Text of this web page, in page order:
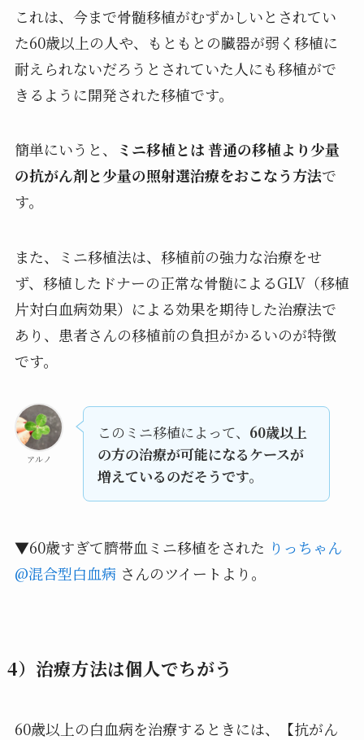
これは、今まで骨髄移植がむずかしいとされてい
た60歳以上の人や、もともとの臓器が弱く移植に
耐えられないだろうとされていた人にも移植がで
きるように開発された移植です。
簡単にいうと、
ミニ移植とは 普通の移植より少量
の抗がん剤と少量の照射選治療をおこなう方法で
す。
また、ミニ移植法は、移植前の強力な治療をせ
ず、移植したドナーの正常な骨髄によるGLV（移植
片対白血病効果）による効果を期待した治療法で
あり、患者さんの移植前の負担がかるいのが特徴
です。
アルノ
このミニ移植によって、 60歳以上
の方の治療が可能になるケースが
増えているのだそうです。
▼60歳すぎて臍帯血ミニ移植をされた りっちゃん
@混合型白血病 さんのツイートより。
4）治療方法は個人でちがう
60歳以上の白血病を治療するときには、【抗がん